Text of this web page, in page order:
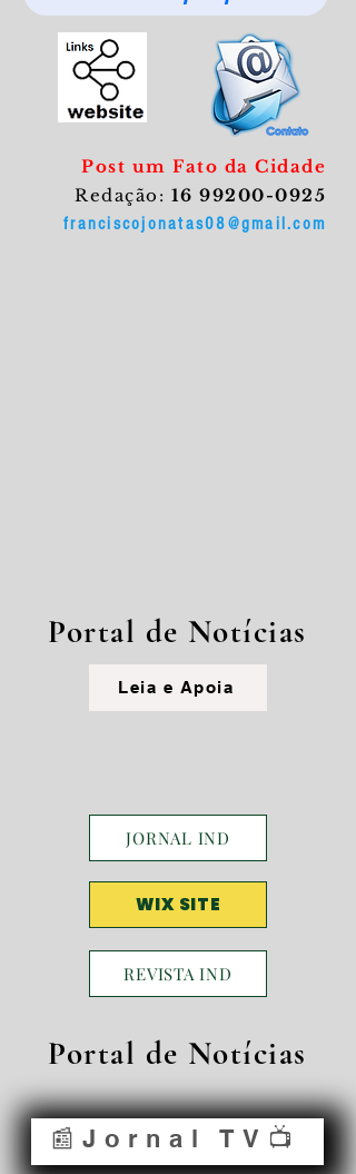
Post um Fato da Cidade
Redação: 16 99200-0925
franciscojonatas08@gmail.com
Portal de Notícias
Leia e Apoia
JORNAL IND
WIX SITE
REVISTA IND
Portal de Notícias
📰Jornal TV📺